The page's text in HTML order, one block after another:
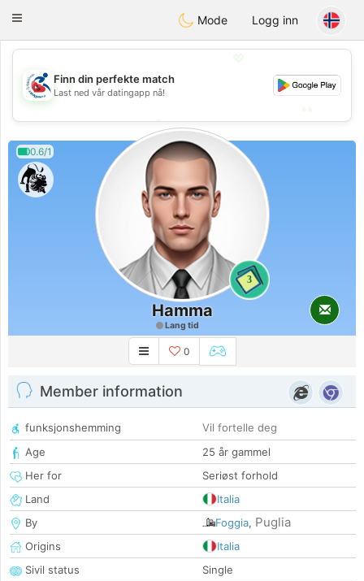
Handi Space
Toggle
Mode Logg inn
💖
💕
Finn din perfekte match
Last ned vår datingapp nå!
0.6/1
3
Hamma
Lang tid
0
Member information
funksjonshemming
Vil fortelle deg
Age
25 år gammel
Her for
Seriøst forhold
Land
Italia
By
Foggia, Puglia
Origins
Italia
Sivil status
Single